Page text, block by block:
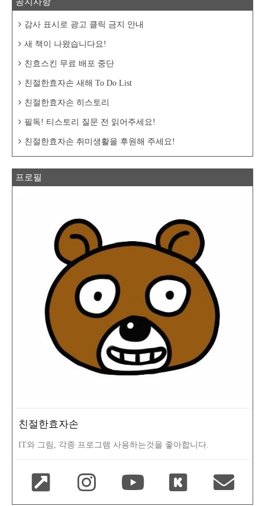
감사 표시로 광고 클릭 금지 안내
새 책이 나왔습니다요!
친효스킨 무료 배포 중단
친절한효자손 새해 To Do List
친절한효자손 히스토리
필독! 티스토리 질문 전 읽어주세요!
친절한효자손 취미생활을 후원해 주세요!
프로필
친절한효자손
IT와 그림, 각종 프로그램 사용하는것을 좋아합니다.